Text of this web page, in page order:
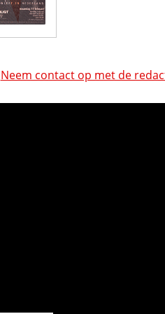
Neem contact op met de